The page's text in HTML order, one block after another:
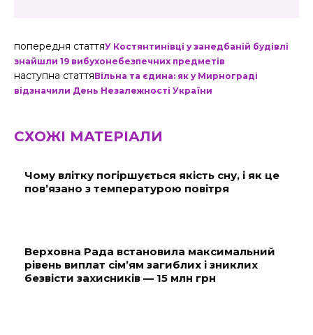
попередня статтяУ Костянтинівці у занедбаній будівлі
знайшли 19 вибухонебезпечних предметів
наступна статтяВільна та єдина: як у Мирнограді
відзначили День Незалежності України
СХОЖІ МАТЕРІАЛИ
Чому влітку погіршується якість сну, і як це
пов’язано з температурою повітря
Верховна Рада встановила максимальний
рівень виплат сім’ям загиблих і зниклих
безвісти захисників — 15 млн грн